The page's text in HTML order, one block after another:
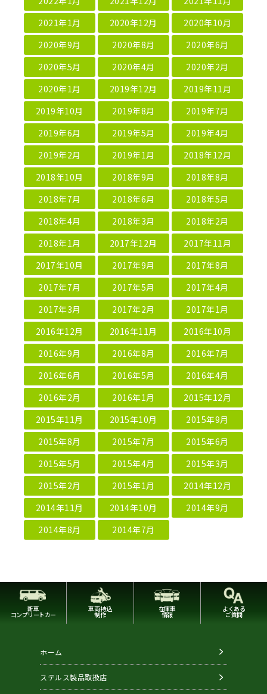
2021年1月
2020年12月
2020年10月
2020年9月
2020年8月
2020年6月
2020年5月
2020年4月
2020年2月
2020年1月
2019年12月
2019年11月
2019年10月
2019年8月
2019年7月
2019年6月
2019年5月
2019年4月
2019年2月
2019年1月
2018年12月
2018年10月
2018年9月
2018年8月
2018年7月
2018年6月
2018年5月
2018年4月
2018年3月
2018年2月
2018年1月
2017年12月
2017年11月
2017年10月
2017年9月
2017年8月
2017年7月
2017年5月
2017年4月
2017年3月
2017年2月
2017年1月
2016年12月
2016年11月
2016年10月
2016年9月
2016年8月
2016年7月
2016年6月
2016年5月
2016年4月
2016年2月
2016年1月
2015年12月
2015年11月
2015年10月
2015年9月
2015年8月
2015年7月
2015年6月
2015年5月
2015年4月
2015年3月
2015年2月
2015年1月
2014年12月
2014年11月
2014年10月
2014年9月
2014年8月
2014年7月
新車
コンプリートカー
車両持込
制作
在庫車
情報
よくある
ご質問
ホーム
ステルス製品取扱店